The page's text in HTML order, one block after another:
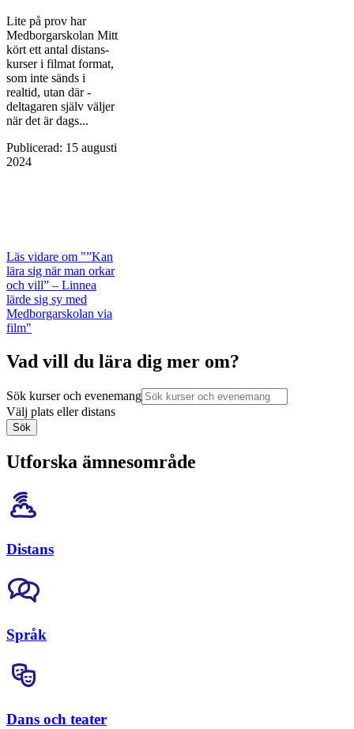
Lite på prov har
Medborgarskolan Mitt
kört ett antal distans­
kurser i filmat format,
som inte sänds i
realtid, utan där ­
deltagaren själv väljer
när det är dags...
Publicerad: 15 augusti
2024
Läs vidare om "”Kan
lära sig när man orkar
och vill” – Linnea
lärde sig sy med
Medborgarskolan via
film"
Vad vill du lära dig mer om?
Sök kurser och evenemang
Välj plats eller distans
Sök
Utforska ämnesområde
Distans
Språk
Dans och teater